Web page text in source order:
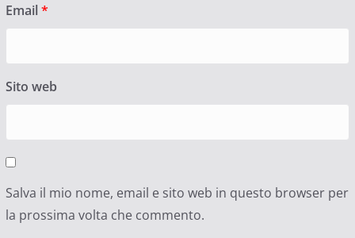
Email *
Sito web
Salva il mio nome, email e sito web in questo browser per
la prossima volta che commento.